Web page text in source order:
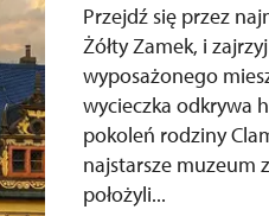
Przejdź się przez
Żółty Zamek, i
wyposażonego
wycieczka odkrywa
pokoleń rodziny
najstarsze muzeum
położyli...